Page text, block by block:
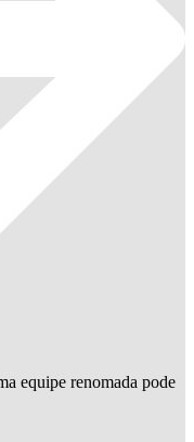
equipe renomada pode